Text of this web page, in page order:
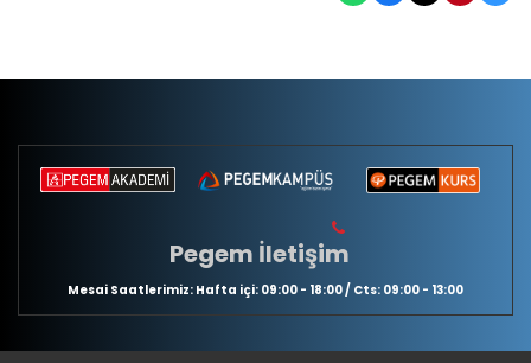
Pegem İletişim
Mesai Saatlerimiz: Hafta içi: 09:00 - 18:00 / Cts: 09:00 - 13:00